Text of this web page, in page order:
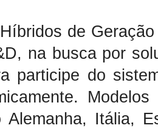
de
na busca por
participe do
Alemanha, Itália,